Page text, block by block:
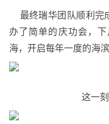
最终瑞华团队顺利完
办了简单的庆功会，
海，开启每年一度的海滨
这一